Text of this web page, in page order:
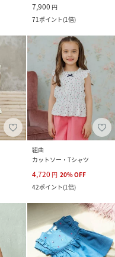
7,900 円
71ポイント(1倍)
組曲
カットソー・Tシャツ
4,720 円 20%OFF
42ポイント(1倍)